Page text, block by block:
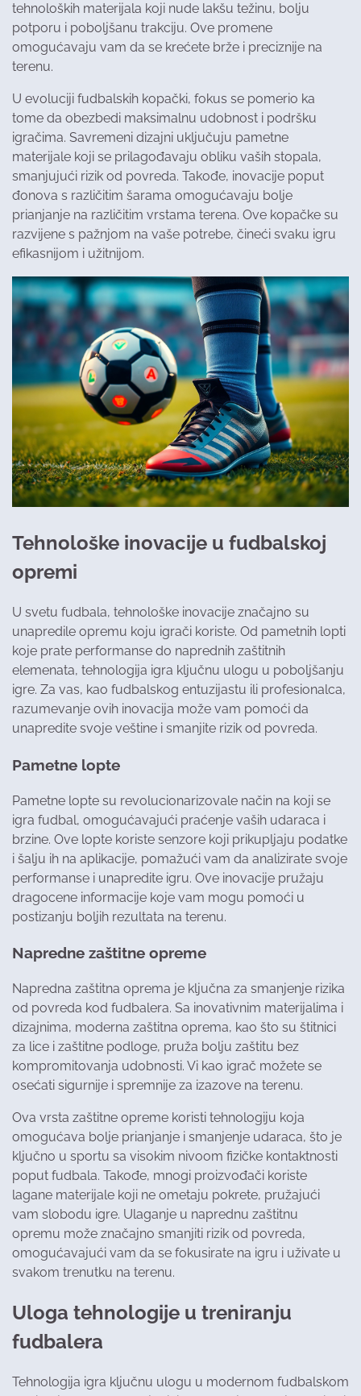
tehnoloških materijala koji nude lakšu težinu, bolju
potporu i poboljšanu trakciju. Ove promene
omogućavaju vam da se krećete brže i preciznije na
terenu.
U evoluciji fudbalskih kopački, fokus se pomerio ka
tome da obezbedi maksimalnu udobnost i podršku
igračima. Savremeni dizajni uključuju pametne
materijale koji se prilagođavaju obliku vaših stopala,
smanjujući rizik od povreda. Takođe, inovacije poput
đonova s različitim šarama omogućavaju bolje
prianjanje na različitim vrstama terena. Ove kopačke su
razvijene s pažnjom na vaše potrebe, čineći svaku igru
efikasnijom i užitnijom.
Tehnološke inovacije u fudbalskoj
opremi
U svetu fudbala, tehnološke inovacije značajno su
unapredile opremu koju igrači koriste. Od pametnih lopti
koje prate performanse do naprednih zaštitnih
elemenata, tehnologija igra ključnu ulogu u poboljšanju
igre. Za vas, kao fudbalskog entuzijastu ili profesionalca,
razumevanje ovih inovacija može vam pomoći da
unapredite svoje veštine i smanjite rizik od povreda.
Pametne lopte
Pametne lopte su revolucionarizovale način na koji se
igra fudbal, omogućavajući praćenje vaših udaraca i
brzine. Ove lopte koriste senzore koji prikupljaju podatke
i šalju ih na aplikacije, pomažući vam da analizirate svoje
performanse i unapredite igru. Ove inovacije pružaju
dragocene informacije koje vam mogu pomoći u
postizanju boljih rezultata na terenu.
Napredne zaštitne opreme
Napredna zaštitna oprema je ključna za smanjenje rizika
od povreda kod fudbalera. Sa inovativnim materijalima i
dizajnima, moderna zaštitna oprema, kao što su štitnici
za lice i zaštitne podloge, pruža bolju zaštitu bez
kompromitovanja udobnosti. Vi kao igrač možete se
osećati sigurnije i spremnije za izazove na terenu.
Ova vrsta zaštitne opreme koristi tehnologiju koja
omogućava bolje prianjanje i smanjenje udaraca, što je
ključno u sportu sa visokim nivoom fizičke kontaktnosti
poput fudbala. Takođe, mnogi proizvođači koriste
lagane materijale koji ne ometaju pokrete, pružajući
vam slobodu igre. Ulaganje u naprednu zaštitnu
opremu može značajno smanjiti rizik od povreda,
omogućavajući vam da se fokusirate na igru i uživate u
svakom trenutku na terenu.
Uloga tehnologije u treniranju
fudbalera
Tehnologija igra ključnu ulogu u modernom fudbalskom